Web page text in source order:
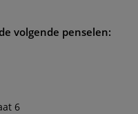
volgende penselen:
6